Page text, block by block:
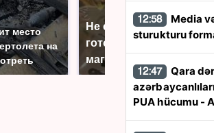
место
на
Не ешьте эту
готовую еду из
магазина: список
12:58
sturukturu
12:47
PUA hücumu -